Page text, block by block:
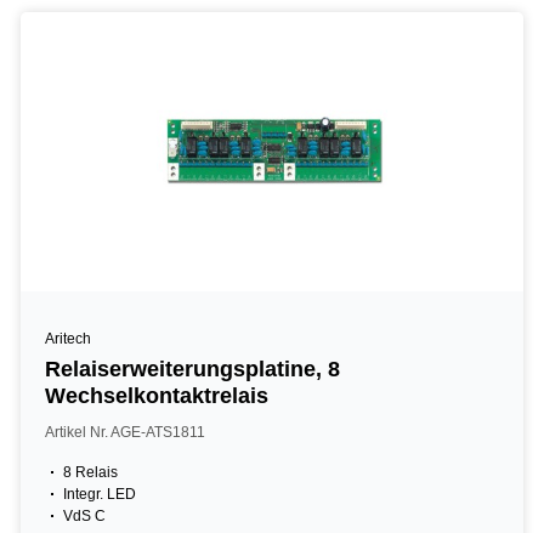
Aritech
Relaiserweiterungsplatine, 8
Wechselkontaktrelais
Artikel Nr. AGE-ATS1811
8 Relais
Integr. LED
VdS C